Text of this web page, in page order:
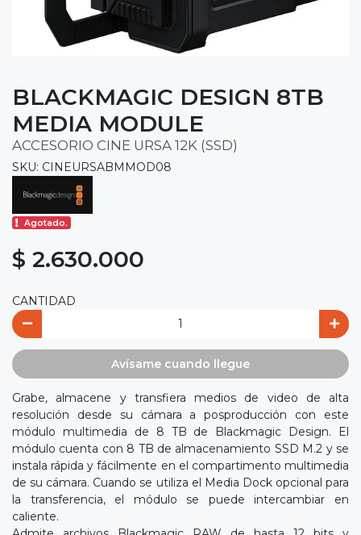
BLACKMAGIC DESIGN 8TB
MEDIA MODULE
ACCESORIO CINE URSA 12K (SSD)
SKU: CINEURSABMMOD08
Agotado.
$ 2.630.000
CANTIDAD
Avísame cuando llegue
Grabe, almacene y transfiera medios de video de alta
resolución desde su cámara a posproducción con este
módulo multimedia de 8 TB de Blackmagic Design. El
módulo cuenta con 8 TB de almacenamiento SSD M.2 y se
instala rápida y fácilmente en el compartimento multimedia
de su cámara. Cuando se utiliza el Media Dock opcional para
la transferencia, el módulo se puede intercambiar en
caliente.